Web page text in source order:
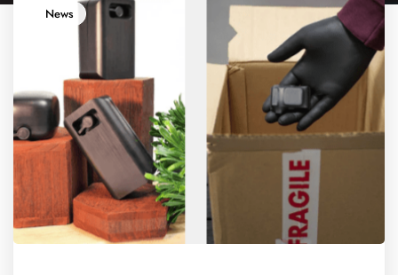
News